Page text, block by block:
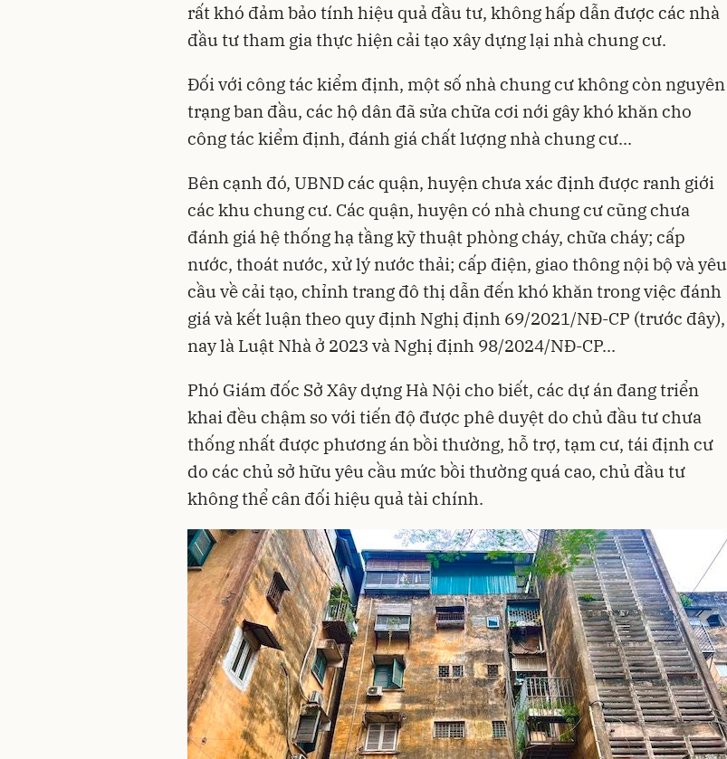
rất khó đảm bảo tính hiệu quả đầu tư, không hấp dẫn được các nhà
đầu tư tham gia thực hiện cải tạo xây dựng lại nhà chung cư.
Đối với công tác kiểm định, một số nhà chung cư không còn nguyên
trạng ban đầu, các hộ dân đã sửa chữa cơi nới gây khó khăn cho
công tác kiểm định, đánh giá chất lượng nhà chung cư...
Bên cạnh đó, UBND các quận, huyện chưa xác định được ranh giới
các khu chung cư. Các quận, huyện có nhà chung cư cũng chưa
đánh giá hệ thống hạ tầng kỹ thuật phòng cháy, chữa cháy; cấp
nước, thoát nước, xử lý nước thải; cấp điện, giao thông nội bộ và yêu
cầu về cải tạo, chỉnh trang đô thị dẫn đến khó khăn trong việc đánh
giá và kết luận theo quy định Nghị định 69/2021/NĐ-CP (trước đây),
nay là Luật Nhà ở 2023 và Nghị định 98/2024/NĐ-CP...
Phó Giám đốc Sở Xây dựng Hà Nội cho biết, các dự án đang triển
khai đều chậm so với tiến độ được phê duyệt do chủ đầu tư chưa
thống nhất được phương án bồi thường, hỗ trợ, tạm cư, tái định cư
do các chủ sở hữu yêu cầu mức bồi thường quá cao, chủ đầu tư
không thể cân đối hiệu quả tài chính.